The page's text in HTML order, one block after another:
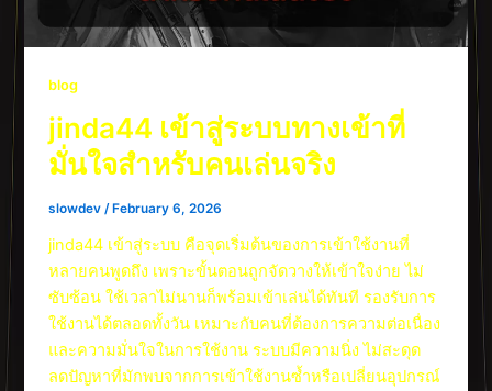
blog
jinda44 เข้าสู่ระบบทางเข้าที่
มั่นใจสำหรับคนเล่นจริง
slowdev/February 6, 2026
jinda44 เข้าสู่ระบบ คือจุดเริ่มต้นของการเข้าใช้งานที่
หลายคนพูดถึง เพราะขั้นตอนถูกจัดวางให้เข้าใจง่าย ไม่
ซับซ้อน ใช้เวลาไม่นานก็พร้อมเข้าเล่นได้ทันที รองรับการ
ใช้งานได้ตลอดทั้งวัน เหมาะกับคนที่ต้องการความต่อเนื่อง
และความมั่นใจในการใช้งาน ระบบมีความนิ่ง ไม่สะดุด
ลดปัญหาที่มักพบจากการเข้าใช้งานซ้ำหรือเปลี่ยนอุปกรณ์